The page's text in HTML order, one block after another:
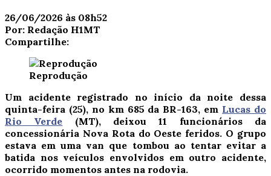
26/06/2026 às 08h52
Por: Redação H1MT
Compartilhe:
Reprodução
Um acidente registrado no início da noite dessa
quinta-feira (25), no km 685 da BR-163, em Lucas do
Rio Verde (MT), deixou 11 funcionários da
concessionária Nova Rota do Oeste feridos. O grupo
estava em uma van que tombou ao tentar evitar a
batida nos veículos envolvidos em outro acidente,
ocorrido momentos antes na rodovia.